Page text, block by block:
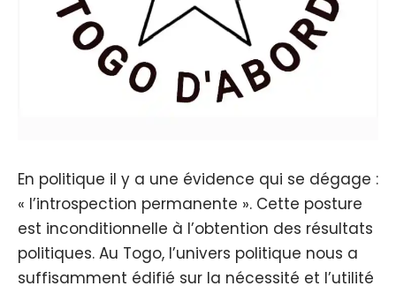
En politique il y a une évidence qui se dégage :
« l’introspection permanente ». Cette posture
est inconditionnelle à l’obtention des résultats
politiques. Au Togo, l’univers politique nous a
suffisamment édifié sur la nécessité et l’utilité